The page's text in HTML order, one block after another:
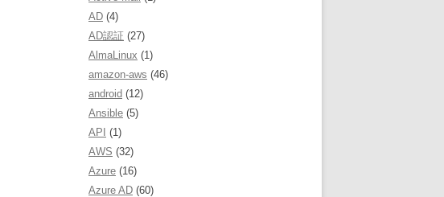
AD (4)
AD認証 (27)
AlmaLinux (1)
amazon-aws (46)
android (12)
Ansible (5)
API (1)
AWS (32)
Azure (16)
Azure AD (60)